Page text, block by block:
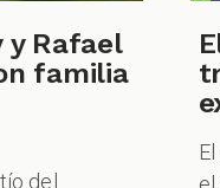
y Rafael
familia
del